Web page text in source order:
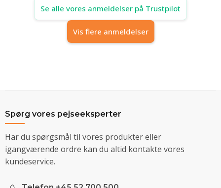
Se alle vores anmeldelser på Trustpilot
Vis flere anmeldelser
Spørg vores pejseeksperter
Har du spørgsmål til vores produkter eller
igangværende ordre kan du altid kontakte vores
kundeservice.